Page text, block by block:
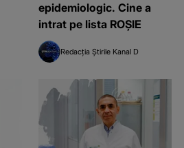
epidemiologic. Cine a
intrat pe lista ROȘIE
Redacția Știrile Kanal D